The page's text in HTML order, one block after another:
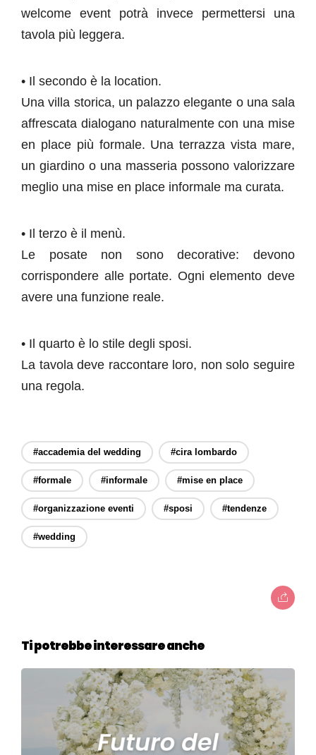
welcome event potrà invece permettersi una
tavola più leggera.
• Il secondo è la location.
Una villa storica, un palazzo elegante o una sala
affrescata dialogano naturalmente con una mise
en place più formale. Una terrazza vista mare,
un giardino o una masseria possono valorizzare
meglio una mise en place informale ma curata.
• Il terzo è il menù.
Le posate non sono decorative: devono
corrispondere alle portate. Ogni elemento deve
avere una funzione reale.
• Il quarto è lo stile degli sposi.
La tavola deve raccontare loro, non solo seguire
una regola.
#accademia del wedding #cira lombardo
#formale #informale #mise en place
#organizzazione eventi #sposi #tendenze
#wedding
Ti potrebbe interessare anche